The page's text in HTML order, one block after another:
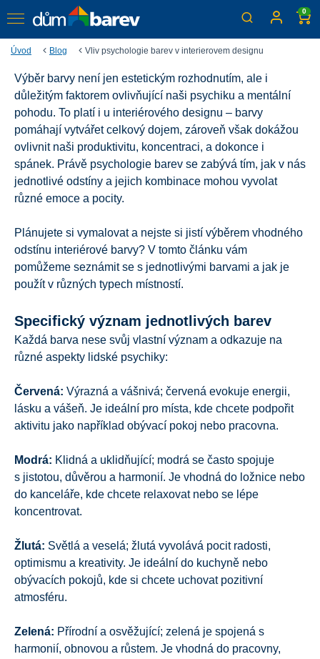
0
Úvod Blog Vliv psychologie barev v interierovem designu
Vliv psychologie barev v
interiérovém designu
Jak dokážou barvy ovlivnit naše vnímání, náladu a
celkový dojem z prostoru?
Výběr barvy není jen estetickým rozhodnutím, ale i
důležitým faktorem ovlivňující naši psychiku a mentální
pohodu. To platí i u interiérového designu – barvy
pomáhají vytvářet celkový dojem, zároveň však dokážou
ovlivnit naši produktivitu, koncentraci, a dokonce i
spánek. Právě psychologie barev se zabývá tím, jak v nás
jednotlivé odstíny a jejich kombinace mohou vyvolat
různé emoce a pocity.
Plánujete si vymalovat a nejste si jistí výběrem vhodného
odstínu interiérové barvy? V tomto článku vám
pomůžeme seznámit se s jednotlivými barvami a jak je
použít v různých typech místností.
Specifický význam jednotlivých barev
Každá barva nese svůj vlastní význam a odkazuje na
různé aspekty lidské psychiky:
Červená: Výrazná a vášnivá; červená evokuje energii,
lásku a vášeň. Je ideální pro místa, kde chcete podpořit
aktivitu jako například obývací pokoj nebo pracovna.
Modrá: Klidná a uklidňující; modrá se často spojuje
s jistotou, důvěrou a harmonií. Je vhodná do ložnice nebo
do kanceláře, kde chcete relaxovat nebo se lépe
koncentrovat.
Žlutá: Světlá a veselá; žlutá vyvolává pocit radosti,
optimismu a kreativity. Je ideální do kuchyně nebo
obývacích pokojů, kde si chcete uchovat pozitivní
atmosféru.
Zelená: Přírodní a osvěžující; zelená je spojená s
harmonií, obnovou a růstem. Je vhodná do pracovny,